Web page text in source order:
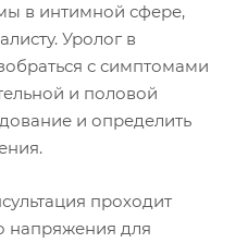
в интимной сфере,
Уролог в
с симптомами
и половой
и определить
проходит
напряжения для